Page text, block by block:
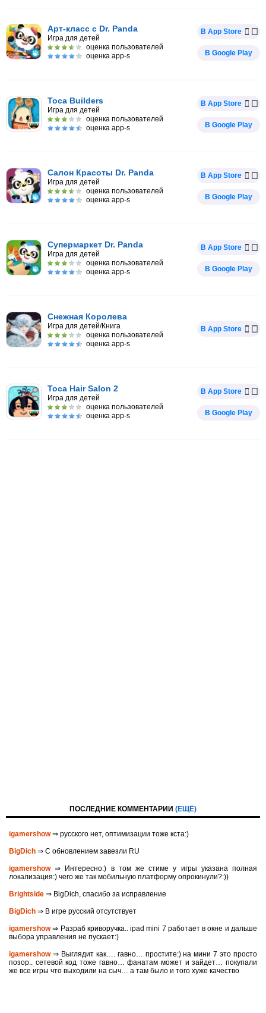
Арт-класс с Dr. Panda
Игра для детей
оценка пользователей
оценка app-s
В App Store
В Google Play
Toca Builders
Игра для детей
оценка пользователей
оценка app-s
В App Store
В Google Play
Салон Красоты Dr. Panda
Игра для детей
оценка пользователей
оценка app-s
В App Store
В Google Play
Супермаркет Dr. Panda
Игра для детей
оценка пользователей
оценка app-s
В App Store
В Google Play
Снежная Королева
Игра для детей/Книга
оценка пользователей
оценка app-s
В App Store
Toca Hair Salon 2
Игра для детей
оценка пользователей
оценка app-s
В App Store
В Google Play
ПОСЛЕДНИЕ КОММЕНТАРИИ (ЕЩЁ)
igamershow⇒ русского нет, оптимизации тоже кста:)
BigDich ⇒ С обновлением завезли RU
igamershow⇒ Интересно:) в том же стиме у игры указана полная
локализация:) чего же так мобильную платформу опрокинули?:))
Brightside ⇒ BigDich, спасибо за исправление
BigDich ⇒ В игре русский отсутствует
igamershow⇒ Разраб криворучка.. ipad mini 7 работает в окне и дальше
выбора управления не пускает:)
igamershow⇒ Выглядит как…. гавно… простите:) на мини 7 это просто
позор.. сетевой код тоже гавно… фанатам может и зайдет… покупали
же все игры что выходили на сыч… а там было и того хуже качество